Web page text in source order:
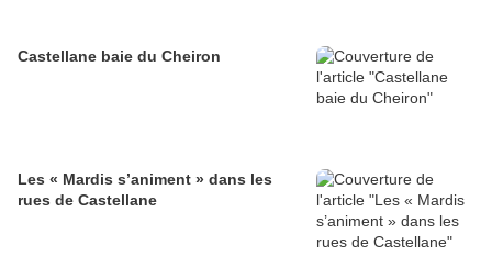
Castellane baie du Cheiron
Les « Mardis s’animent » dans les
rues de Castellane